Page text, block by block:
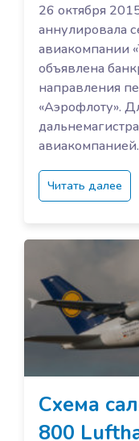
26 октября
аннулировала
авиакомпании
объявлена
направления
«Аэрофлоту».
Читать далее
Схема
800